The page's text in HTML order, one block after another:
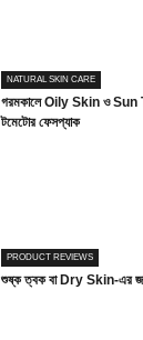
NATURAL SKIN CARE
গরমকালে Oily Skin ও Sun
টমেটোর ফেসপ্যাক
PRODUCT REVIEWS
শুষ্ক ত্বক বা Dry Skin-এর